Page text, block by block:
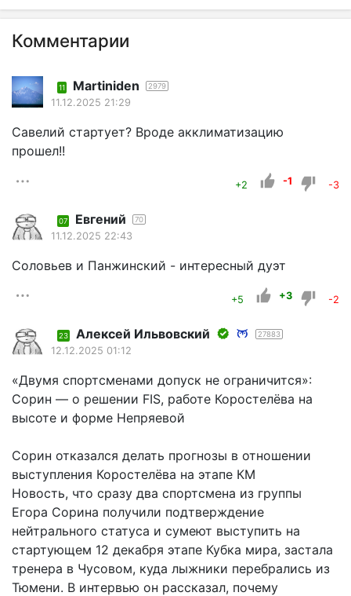
Комментарии
11 Martiniden 2979
11.12.2025 21:29
Савелий стартует? Вроде акклиматизацию
прошел!!
+2 -1 -3
07 Евгений 70
11.12.2025 22:43
Соловьев и Панжинский - интересный дуэт
+5 +3 -2
23 Алексей Ильвовский 27883
12.12.2025 01:12
«Двумя спортсменами допуск не ограничится»:
Сорин — о решении FIS, работе Коростелёва на
высоте и форме Непряевой
Сорин отказался делать прогнозы в отношении
выступления Коростелёва на этапе КМ
Новость, что сразу два спортсмена из группы
Егора Сорина получили подтверждение
нейтрального статуса и сумеют выступить на
стартующем 12 декабря этапе Кубка мира, застала
тренера в Чусовом, куда лыжники перебрались из
Тюмени. В интервью он рассказал, почему